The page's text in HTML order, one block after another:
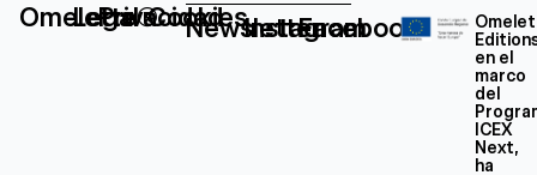
Omelette®
Legal
Privacidad
Cookies
Newsletter
Instagram
Facebook
en el
marco
del
ICEX
Next,
ha